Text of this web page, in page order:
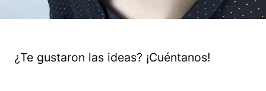
¿Te gustaron las ideas? ¡Cuéntanos!